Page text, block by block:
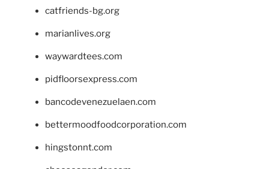
catfriends-bg.org
marianlives.org
waywardtees.com
pidfloorsexpress.com
bancodevenezuelaen.com
bettermoodfoodcorporation.com
hingstonnt.com